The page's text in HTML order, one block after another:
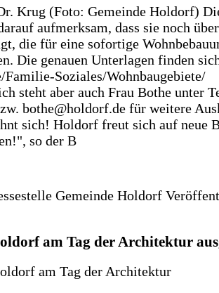
Krug (Foto: Gemeinde Holdorf)
aufmerksam, dass sie noch
die für eine sofortige
Die genauen Unterlagen finden
Soziales/Wohnbaugebiete/
steht aber auch Frau Bothe unter
bothe@holdorf.de für weitere
sich! Holdorf freut sich auf neue
so der B
Gemeinde Holdorf
am Tag der Architektur